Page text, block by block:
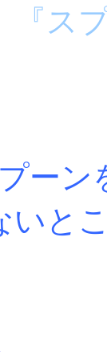
『ス
プー
いと